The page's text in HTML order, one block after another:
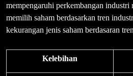
mempengaruhi perkembangan
memilih saham berdasarkan tren
kekurangan jenis saham berdasaran
Kelebihan